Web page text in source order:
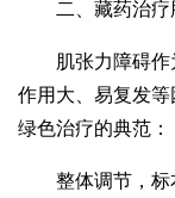
二、藏药治
肌张力障碍
作用大、易复发
绿色治疗的典范：
整体调节，标